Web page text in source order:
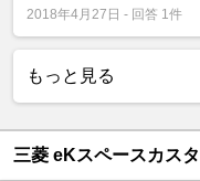
2018年4月27日 - 回答 1件
もっと見る
三菱 eKスペースカス